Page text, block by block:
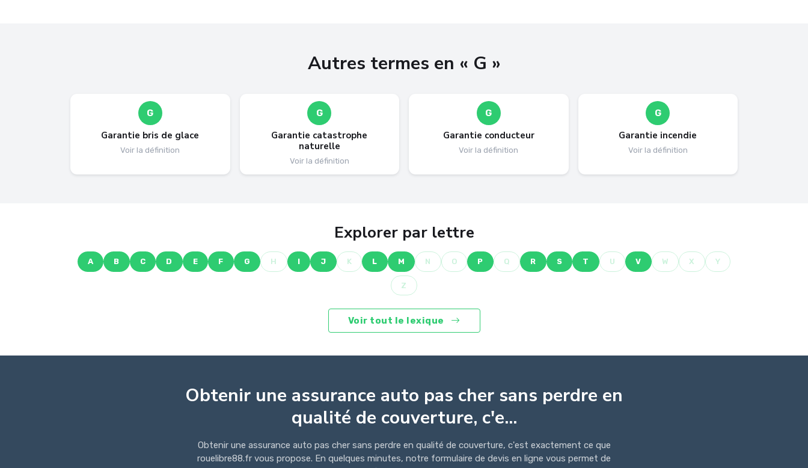
Autres termes en « G »
G
Garantie bris de glace
Voir la définition
G
Garantie catastrophe
naturelle
Voir la définition
G
Garantie conducteur
Voir la définition
G
Garantie incendie
Voir la définition
Explorer par lettre
A B C D E F G H I J K L M N O P Q R S T U V W X Y
Z
Voir tout le lexique
Obtenir une assurance auto pas cher sans perdre en
qualité de couverture, c'e...
Obtenir une assurance auto pas cher sans perdre en qualité de couverture, c'est exactement ce que
rouelibre88.fr vous propose. En quelques minutes, notre formulaire de devis en ligne vous permet de